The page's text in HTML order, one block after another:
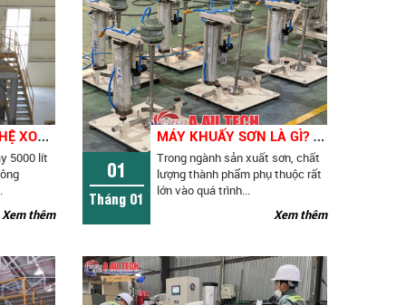
M
ÁY KHUẤY SƠN HỆ XOAY 5000 LÍT (120HP) GIẢI PHÁP KHUẤY TRỘN CÔNG NGHIỆP HIỆU QUẢ, TỐI ƯU NĂNG SUẤT
5000 lít
Xem thêm
01
Tháng 01
M
ÁY KHUẤY SƠN LÀ GÌ? PHÂN LOẠI CHI TIẾT CÁC LOẠI MÁY KHUẤY SƠN PHỔ BIẾN HIỆN NAY
Trong ngành sản xuất sơn, chất
lượng thành phẩm phụ thuộc rất
lớn vào quá trình...
Xem thêm